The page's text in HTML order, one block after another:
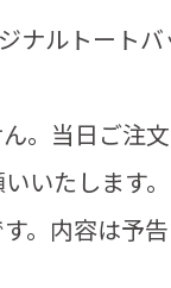
ナルトート
。当日ご注
いたします。
。内容は予